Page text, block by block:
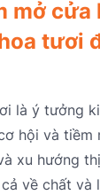
mở cửa
tươi
là ý tưởng
hội và tiềm
xu hướng
về chất và